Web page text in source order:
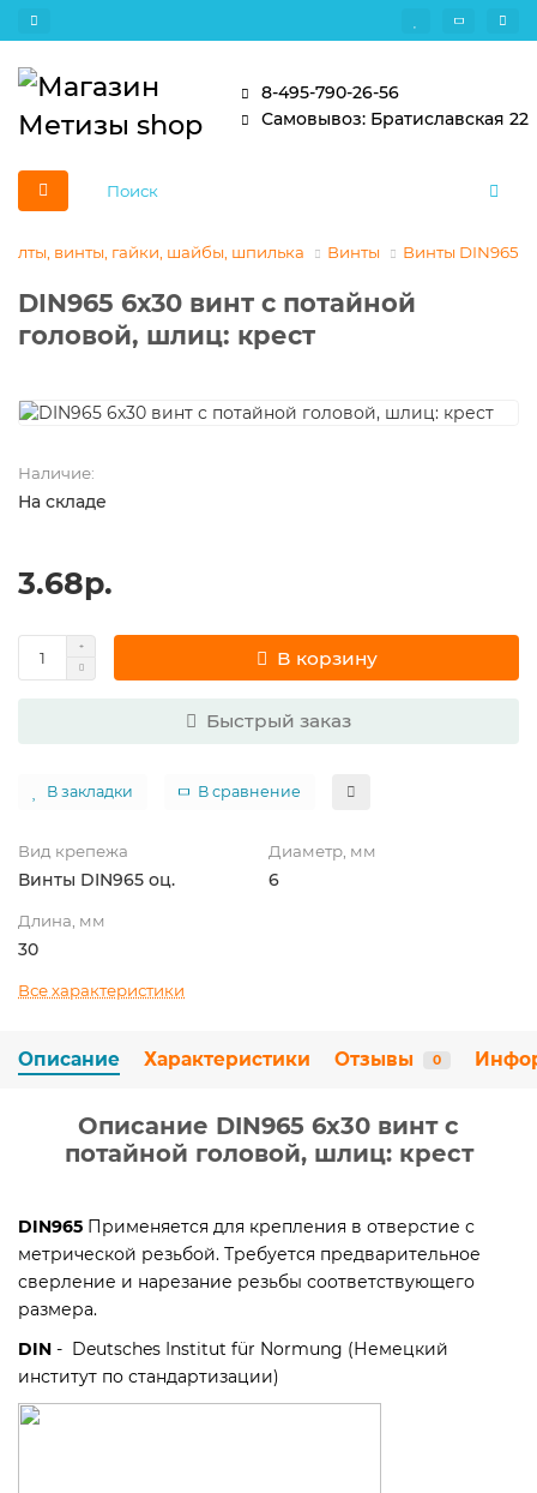
8-495-790-26-56
Самовывоз: Братиславская 22
винты, гайки, шайбы, шпилька Винты Винты DIN965
DIN965 6х30 винт с потайной
головой, шлиц: крест
Наличие:
На складе
3.68р.
В корзину
Быстрый заказ
В закладки В сравнение
Вид крепежа
Винты DIN965 оц.
Диаметр, мм
6
Длина, мм
30
Все характеристики
Описание Характеристики Отзывы 0
Описание DIN965 6х30 винт с
потайной головой, шлиц: крест
DIN965 Применяется для крепления в отверстие с
метрической резьбой. Требуется предварительное
сверление и нарезание резьбы соответствующего
размера.
DIN - Deutsches Institut für Normung (Немецкий
институт по стандартизации)